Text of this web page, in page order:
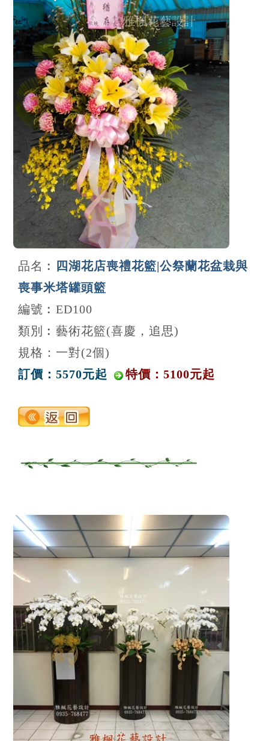
品名︰
四湖花店喪禮花籃|公祭蘭花盆栽與
喪事米塔罐頭籃
編號︰ED100
類別︰藝術花籃(喜慶，追思)
規格：一對(2個)
訂價：5570元起
特價：5100元起